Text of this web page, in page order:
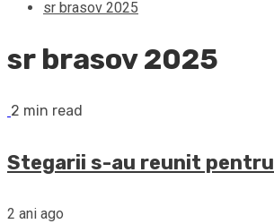
sr brasov 2025
sr brasov 2025
2 min read
Stegarii s-au reunit
2 ani ago